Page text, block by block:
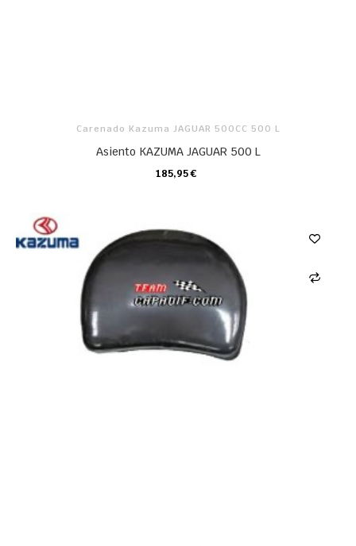
Carenado Kazuma JAGUAR 500CC 500 L
Asiento KAZUMA JAGUAR 500 L
185,95 €
CARRO